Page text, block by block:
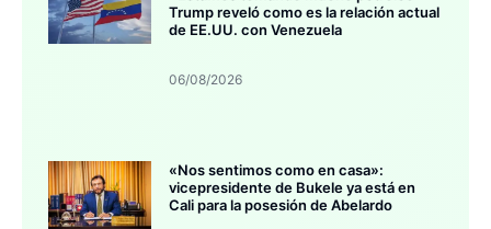
Trump reveló como es la relación actual
de EE.UU. con Venezuela
06/08/2026
«Nos sentimos como en casa»:
vicepresidente de Bukele ya está en
Cali para la posesión de Abelardo